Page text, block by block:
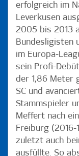
erfolgreich im
Leverkusen
2005 bis 2013
Bundesligisten
im Europa-
sein Profi-
der 1,86 Meter
SC und
Stammspieler
Meffert nach
Freiburg
zuletzt auch
ausfüllte. So